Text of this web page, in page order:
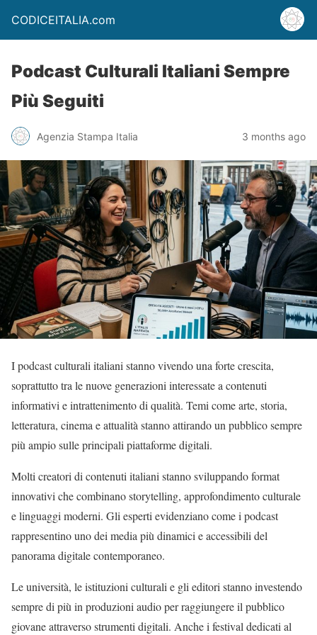
CODICEITALIA.com
Podcast Culturali Italiani Sempre
Più Seguiti
Agenzia Stampa Italia 3 months ago
I podcast culturali italiani stanno vivendo una forte crescita,
soprattutto tra le nuove generazioni interessate a contenuti
informativi e intrattenimento di qualità. Temi come arte, storia,
letteratura, cinema e attualità stanno attirando un pubblico sempre
più ampio sulle principali piattaforme digitali.
Molti creatori di contenuti italiani stanno sviluppando format
innovativi che combinano storytelling, approfondimento culturale
e linguaggi moderni. Gli esperti evidenziano come i podcast
rappresentino uno dei media più dinamici e accessibili del
panorama digitale contemporaneo.
Le università, le istituzioni culturali e gli editori stanno investendo
sempre di più in produzioni audio per raggiungere il pubblico
giovane attraverso strumenti digitali. Anche i festival dedicati al